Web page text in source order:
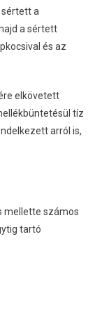
a
a sértett
és az
elkövetett
tíz
arról is,
mellette számos
tartó